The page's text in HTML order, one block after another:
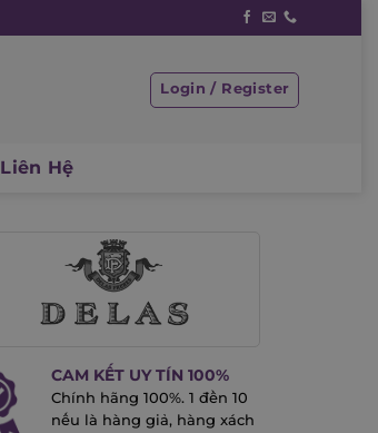
Login / Register
Liên Hệ
CAM KẾT UY TÍN 100%
Chính hãng 100%. 1 đền 10
nếu là hàng giả, hàng xách